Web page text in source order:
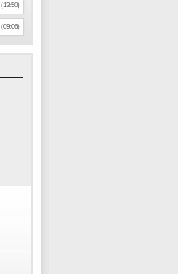
(13:50)
(09:06)